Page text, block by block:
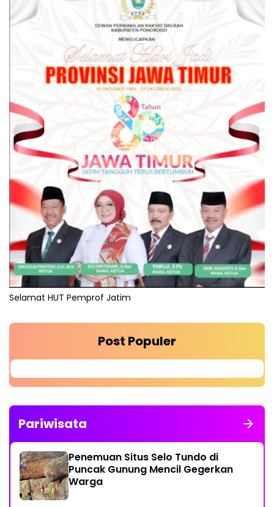
Selamat HUT Pemprof Jatim
Post Populer
Pariwisata
Penemuan Situs Selo Tundo di
Puncak Gunung Mencil Gegerkan
Warga